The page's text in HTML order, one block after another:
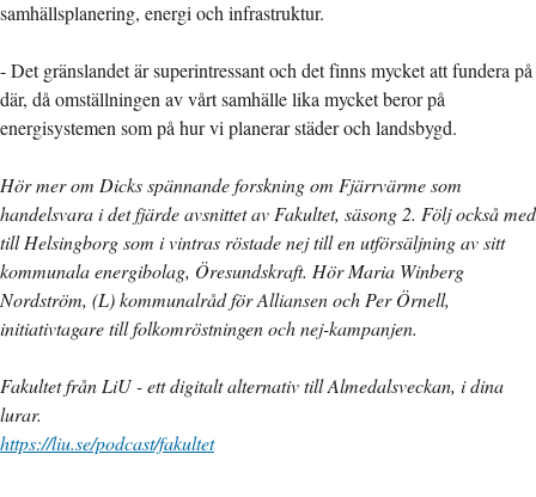
samhällsplanering, energi och infrastruktur.
- Det gränslandet är superintressant och det finns mycket att fundera på
där, då omställningen av vårt samhälle lika mycket beror på
energisystemen som på hur vi planerar städer och landsbygd.
Hör mer om Dicks spännande forskning om Fjärrvärme som
handelsvara i det fjärde avsnittet av Fakultet, säsong 2. Följ också med
till Helsingborg som i vintras röstade nej till en utförsäljning av sitt
kommunala energibolag, Öresundskraft. Hör Maria Winberg
Nordström, (L) kommunalråd för Alliansen och Per Örnell,
initiativtagare till folkomröstningen och nej-kampanjen.
Fakultet från LiU - ett digitalt alternativ till Almedalsveckan, i dina
lurar.
https://liu.se/podcast/fakultet